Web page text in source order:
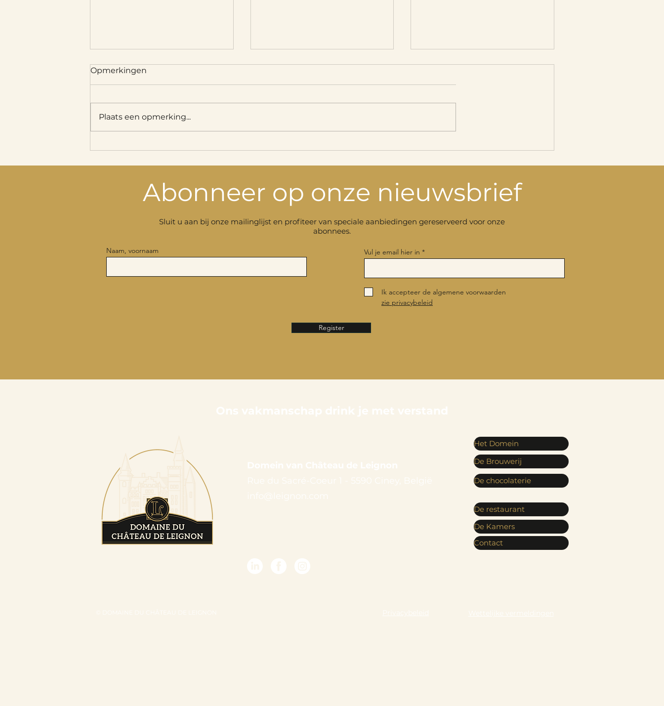
Opmerkingen
Plaats een opmerking...
Abonneer op onze nieuwsbrief
Sluit u aan bij onze mailinglijst en profiteer van speciale aanbiedingen gereserveerd voor onze
abonnees.
Naam, voornaam Vul je email hier in
Ik accepteer de algemene voorwaarden
zie privacybeleid
Register
Het Domein
De Brouwerij
De chocolaterie
De restaurant
De Kamers
Contact